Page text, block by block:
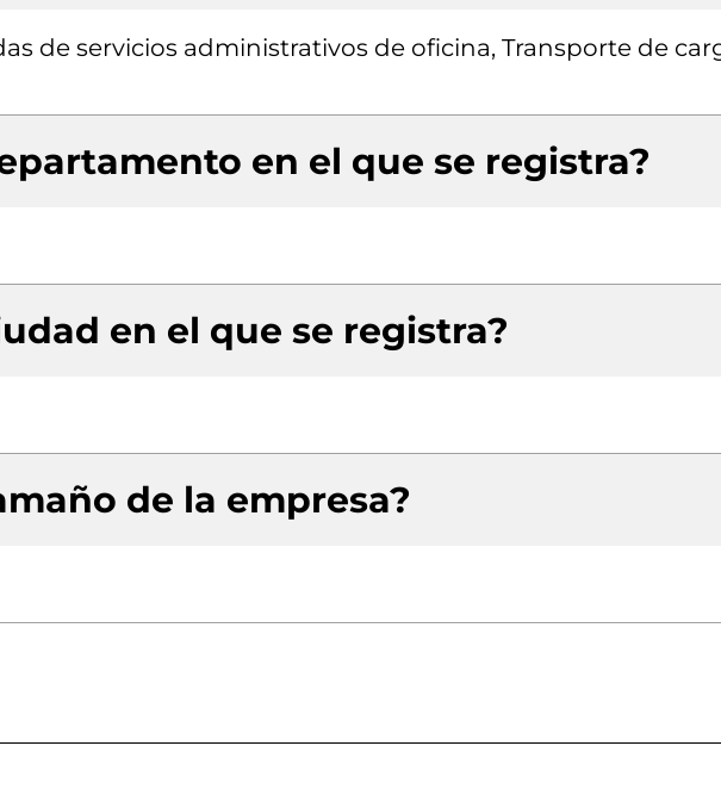
de servicios administrativos de oficina, Transporte de
en el que se registra?
en el que se registra?
de la empresa?